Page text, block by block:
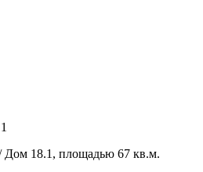
18.1, площадью 67 кв.м.